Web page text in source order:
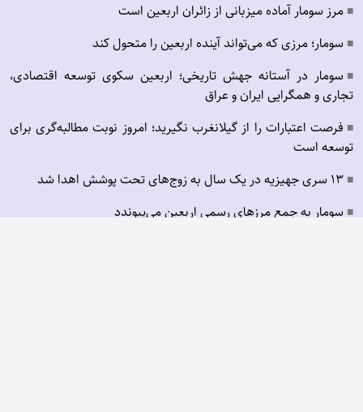
■ مرز سومار آماده میزبانی از زائران اربعین است
■ سومار؛ مرزی که می‌تواند آینده اربعین را متحول کند
■ سومار در آستانه جهش تاریخی؛ اربعین سکوی توسعه اقتصادی،
تجاری و همگرایی ایران و عراق
■ فرصت اعتبارات را از گیلانغرب نگیرید؛ امروز نوبت مطالبه‌گری برای
توسعه است
■ ۱۳ سری جهیزیه در یک سال به زوج‌های تحت پوشش اهدا شد
■ سومار به جمع مرزهای رسمی اربعین می‌پیوندد